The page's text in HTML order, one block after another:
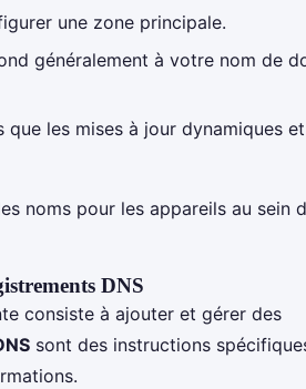
une zone principale.
généralement à votre nom de
les mises à jour dynamiques
noms pour les appareils au sein
DNS
consiste à ajouter et gérer des
sont des instructions